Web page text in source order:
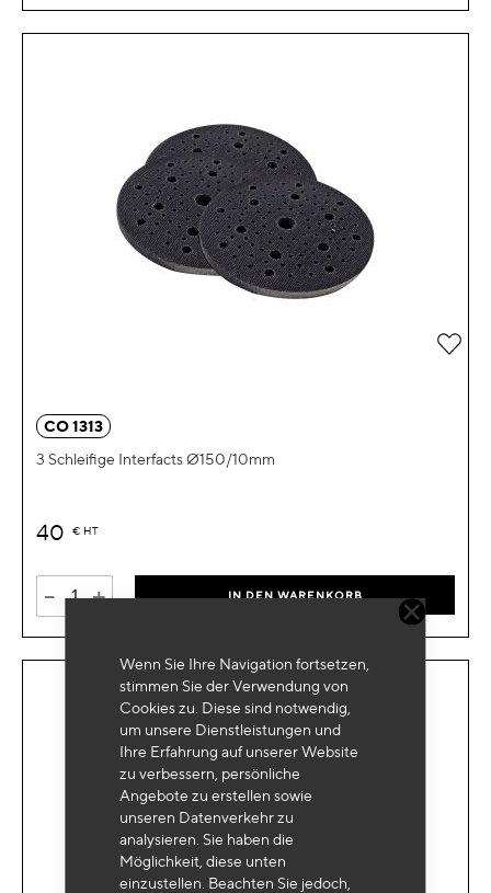
Wenn Sie Ihre Navigation fortsetzen,
stimmen Sie der Verwendung von
Cookies zu. Diese sind notwendig,
um unsere Dienstleistungen und
Ihre Erfahrung auf unserer Website
zu verbessern, persönliche
Angebote zu erstellen sowie
unseren Datenverkehr zu
analysieren. Sie haben die
Möglichkeit, diese unten
einzustellen. Beachten Sie jedoch,
CO 1313
3 Schleifige Interfacts Ø150/10mm
40 € HT
- + IN DEN WARENKORB
Zur